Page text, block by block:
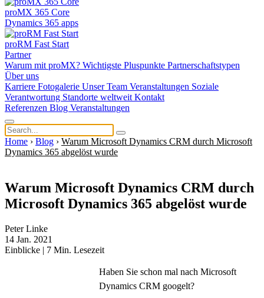
proMX 365 Core
Dynamics 365 apps
proRM Fast Start
Partner
Warum mit proMX? Wichtigste Pluspunkte Partnerschaftstypen
Über uns
Karriere Fotogalerie Unser Team Veranstaltungen Soziale
Verantwortung Standorte weltweit Kontakt
Referenzen Blog Veranstaltungen
Home › Blog › Warum Microsoft Dynamics CRM durch Microsoft
Dynamics 365 abgelöst wurde
Warum Microsoft Dynamics CRM durch
Microsoft Dynamics 365 abgelöst wurde
Peter Linke
14 Jan. 2021
Einblicke | 7 Min. Lesezeit
Haben Sie schon mal nach Microsoft
Dynamics CRM googelt?